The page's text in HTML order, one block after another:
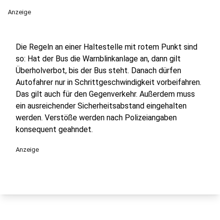
Anzeige
Die Regeln an einer Haltestelle mit rotem Punkt sind
so: Hat der Bus die Warnblinkanlage an, dann gilt
Überholverbot, bis der Bus steht. Danach dürfen
Autofahrer nur in Schrittgeschwindigkeit vorbeifahren.
Das gilt auch für den Gegenverkehr. Außerdem muss
ein ausreichender Sicherheitsabstand eingehalten
werden. Verstöße werden nach Polizeiangaben
konsequent geahndet.
Anzeige